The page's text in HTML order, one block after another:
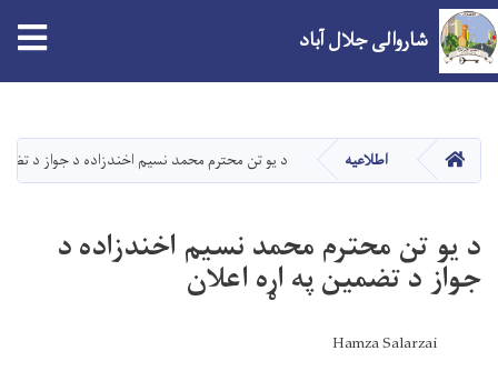
main
content
شاروالی جلال آباد
صفحه اصلیاطلاعیه د يو تن محترم محمد نسیم اخندزاده د جواز د
د يو تن محترم محمد نسیم اخندزاده د
جواز د تضمين په اړه اعلان
Hamza Salarzai